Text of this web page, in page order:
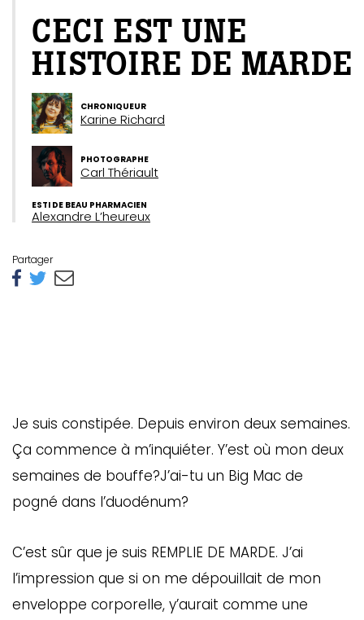
CECI EST UNE
HISTOIRE DE MARDE
CHRONIQUEUR
Karine Richard
PHOTOGRAPHE
Carl Thériault
ESTI DE BEAU PHARMACIEN
Alexandre L’heureux
Partager
Je suis constipée. Depuis environ deux semaines.
Ça commence à m’inquiéter. Y’est où mon deux
semaines de bouffe?J’ai-tu un Big Mac de
pogné dans l’duodénum?
C’est sûr que je suis REMPLIE DE MARDE. J’ai
l’impression que si on me dépouillait de mon
enveloppe corporelle, y’aurait comme une